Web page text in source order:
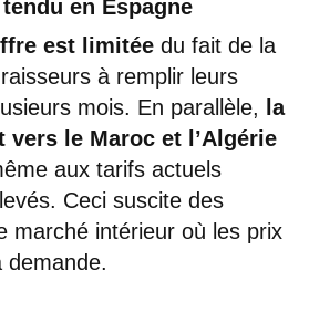
en Espagne
est limitée du fait de la
à remplir leurs
mois. En parallèle,
la
vers le Maroc et l’Algérie
aux tarifs actuels
Ceci suscite des
marché intérieur où les prix
demande.